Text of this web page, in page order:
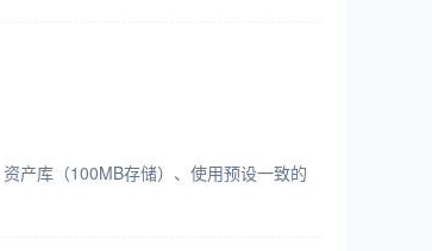
产库（100MB存储）、使用预设一致的